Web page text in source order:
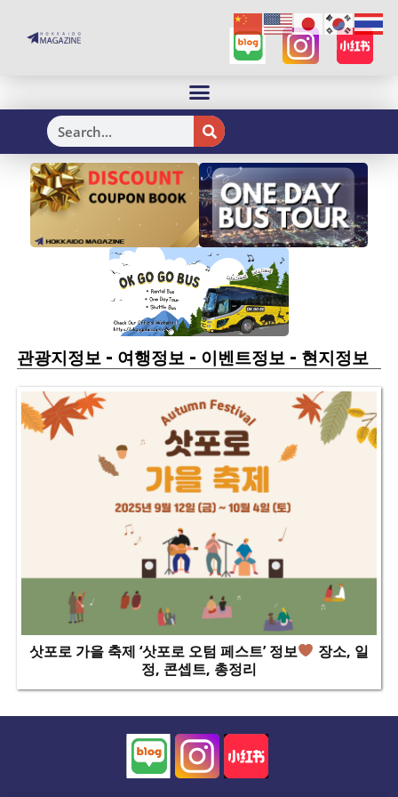
H
관광지정보- 여행정보- 이벤트정보- 현지정보
삿포로 가을 축제 ‘삿포로 오텀 페스트’ 정보
장소, 일
정, 콘셉트, 총정리